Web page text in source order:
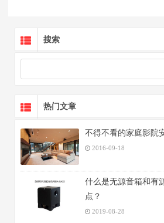
搜索
热门文章
不得不看的家庭影院
2016-09-18
什么是无源音箱和有
点？
2019-08-28